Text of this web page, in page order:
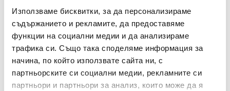
Използваме бисквитки, за да персонализираме
съдържанието и рекламите, да предоставяме
функции на социални медии и да анализираме
трафика си. Също така споделяме информация за
начина, по който използвате сайта ни, с
партньорските си социални медии, рекламните си
партньори и партньори за анализ, които може да я
ЗА МАСАТА
ТЕКСТИЛ ЗА ДОМА
АРОМАТИ ЗА ДОМА
ИЗКУСТВО И КНИГИ
BACCARAT
TOM DIXON
MICHAEL ARAM
ASSOULINE